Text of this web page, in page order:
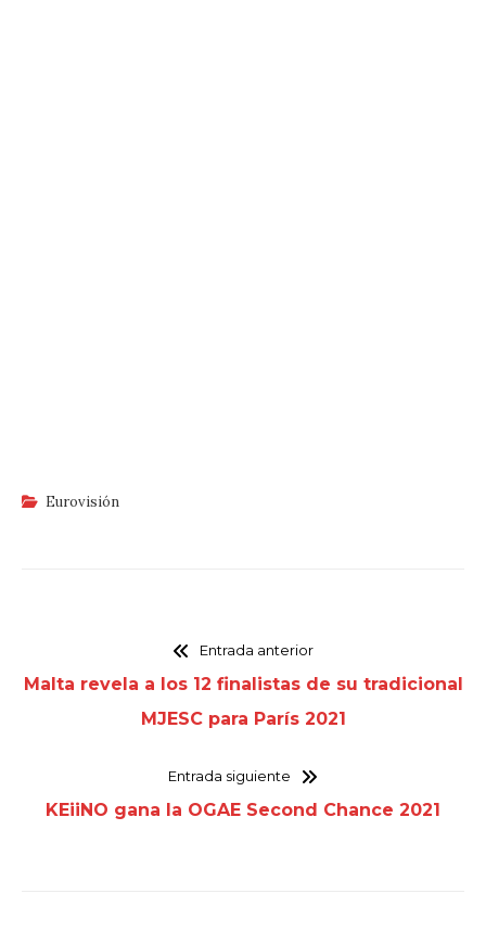
Eurovisión
Entrada anterior
Malta revela a los 12 finalistas de su tradicional
MJESC para París 2021
Entrada siguiente
KEiiNO gana la OGAE Second Chance 2021